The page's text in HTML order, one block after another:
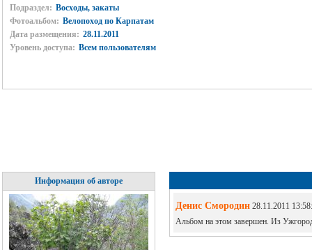
Подраздел: Восходы, закаты
Фотоальбом: Велопоход по Карпатам
Дата размещения: 28.11.2011
Уровень доступа: Всем пользователям
Информация об авторе
Денис Смородин28.11.2011
Альбом на этом завершен. Из